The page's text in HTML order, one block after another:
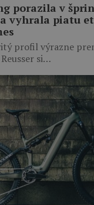
porazila v
vyhrala piatu
profil výrazne
si…